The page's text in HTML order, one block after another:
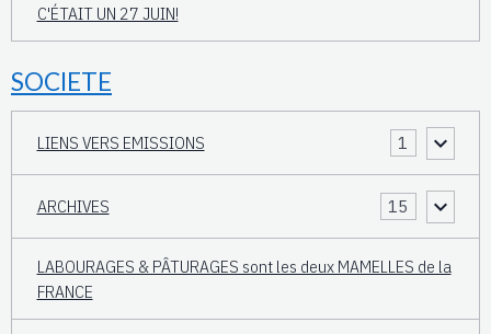
C'ÉTAIT UN 27 JUIN!
SOCIETE
LIENS VERS EMISSIONS 1
ARCHIVES 15
LABOURAGES & PÂTURAGES sont les deux MAMELLES de la
FRANCE